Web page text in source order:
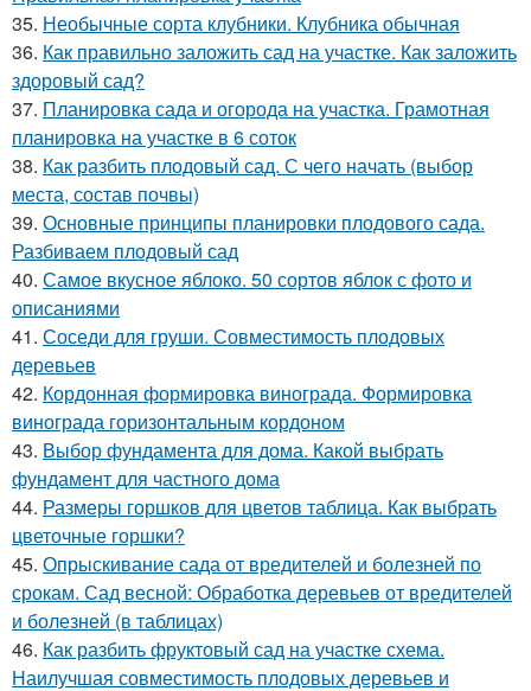
35. Необычные сорта клубники. Клубника обычная
36. Как правильно заложить сад на участке. Как заложить
здоровый сад?
37. Планировка сада и огорода на участка. Грамотная
планировка на участке в 6 соток
38. Как разбить плодовый сад. С чего начать (выбор
места, состав почвы)
39. Основные принципы планировки плодового сада.
Разбиваем плодовый сад
40. Самое вкусное яблоко. 50 сортов яблок с фото и
описаниями
41. Соседи для груши. Совместимость плодовых
деревьев
42. Кордонная формировка винограда. Формировка
винограда горизонтальным кордоном
43. Выбор фундамента для дома. Какой выбрать
фундамент для частного дома
44. Размеры горшков для цветов таблица. Как выбрать
цветочные горшки?
45. Опрыскивание сада от вредителей и болезней по
срокам. Сад весной: Обработка деревьев от вредителей
и болезней (в таблицах)
46. Как разбить фруктовый сад на участке схема.
Наилучшая совместимость плодовых деревьев и